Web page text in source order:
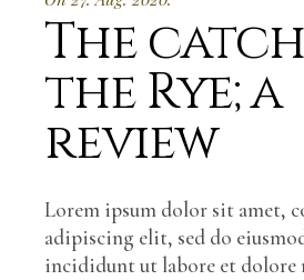
The
the Rye; a
review
Lorem ipsum dolor sit amet,
adipiscing elit, sed do
incididunt ut labore et dolore